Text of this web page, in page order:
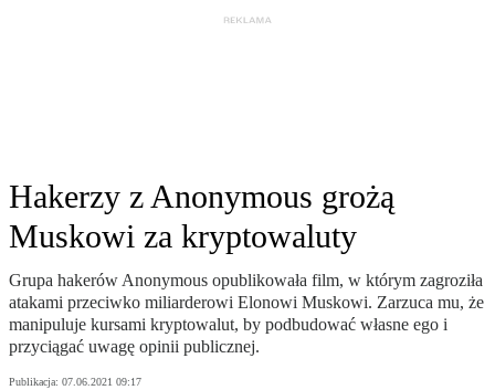
Hakerzy z Anonymous grożą
Muskowi za kryptowaluty
Grupa hakerów Anonymous opublikowała film, w którym zagroziła
atakami przeciwko miliarderowi Elonowi Muskowi. Zarzuca mu, że
manipuluje kursami kryptowalut, by podbudować własne ego i
przyciągać uwagę opinii publicznej.
Publikacja: 07.06.2021 09:17